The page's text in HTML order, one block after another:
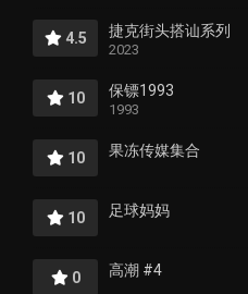
4.5 捷克街头搭讪系列
2023
10 保镖1993
1993
10 果冻传媒集合
10 足球妈妈
0 高潮 #4